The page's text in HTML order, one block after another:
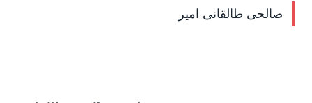
صالحی طالقانی امیر